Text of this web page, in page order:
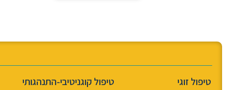
טיפול זוגי טיפול קוגניטיבי-התנהגותי